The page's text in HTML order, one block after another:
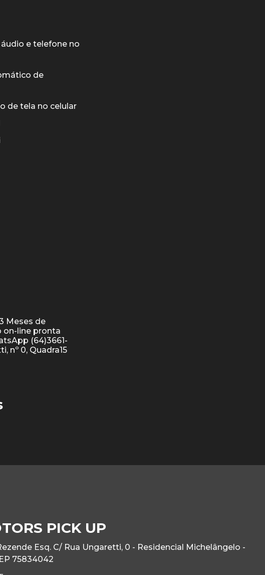
e telefone no
de
de tela no celular
Meses de
on-line pronta
(64)3661-
nº 0, Quadra15
PICK UP
Esq. C/ Rua Ungaretti, 0 - Residencial Michelângelo -
75834042